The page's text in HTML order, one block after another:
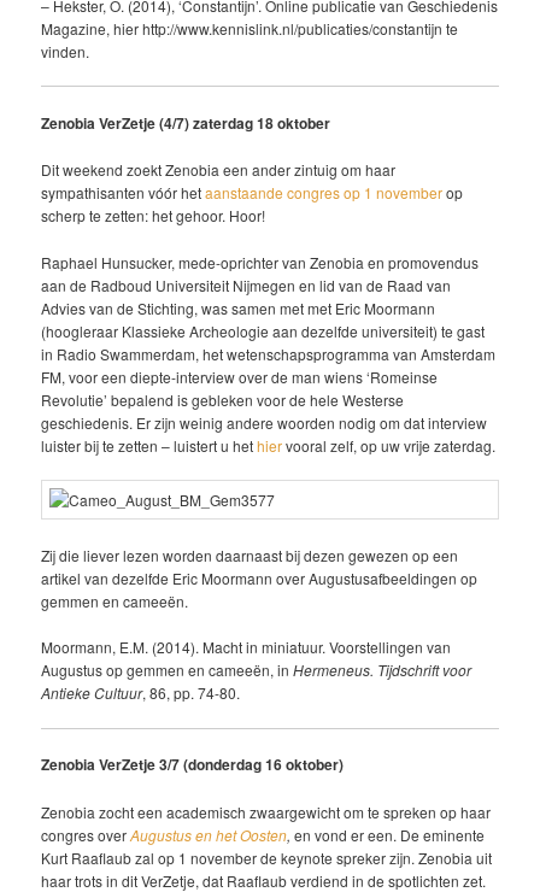
– Hekster, O. (2014), ‘Constantijn’. Online publicatie van Geschiedenis
Magazine, hier http://www.kennislink.nl/publicaties/constantijn te
vinden.
Zenobia VerZetje (4/7) zaterdag 18 oktober
Dit weekend zoekt Zenobia een ander zintuig om haar
sympathisanten vóór hetaanstaande congres op 1 novemberop
scherp te zetten: het gehoor. Hoor!
Raphael Hunsucker, mede-oprichter van Zenobia en promovendus
aan de Radboud Universiteit Nijmegen en lid van de Raad van
Advies van de Stichting, was samen met met Eric Moormann
(hoogleraar Klassieke Archeologie aan dezelfde universiteit) te gast
in Radio Swammerdam, het wetenschapsprogramma van Amsterdam
FM, voor een diepte-interview over de man wiens ‘Romeinse
Revolutie’ bepalend is gebleken voor de hele Westerse
geschiedenis. Er zijn weinig andere woorden nodig om dat interview
luister bij te zetten – luistert u hethiervooral zelf, op uw vrije zaterdag.
Zij die liever lezen worden daarnaast bij dezen gewezen op een
artikel van dezelfde Eric Moormann over Augustusafbeeldingen op
gemmen en cameeën.
Moormann, E.M. (2014). Macht in miniatuur. Voorstellingen van
Augustus op gemmen en cameeën, inHermeneus. Tijdschrift voor
Antieke Cultuur, 86, pp. 74-80.
Zenobia VerZetje 3/7 (donderdag 16 oktober)
Zenobia zocht een academisch zwaargewicht om te spreken op haar
congres overAugustus en het Oosten,en vond er een. De eminente
Kurt Raaflaub zal op 1 november de keynote spreker zijn. Zenobia uit
haar trots in dit VerZetje, dat Raaflaub verdiend in de spotlichten zet.